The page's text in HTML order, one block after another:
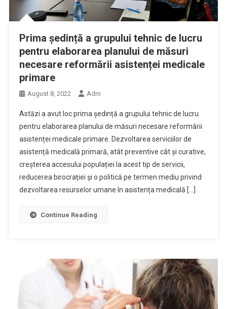
Prima ședință a grupului tehnic de lucru
pentru elaborarea planului de măsuri
necesare reformării asistenței medicale
primare
August 8, 2022 Adm
Astăzi a avut loc prima ședință a grupului tehnic de lucru
pentru elaborarea planului de măsuri necesare reformării
asistenței medicale primare. Dezvoltarea serviciilor de
asistență medicală primară, atât preventive cât și curative,
creșterea accesului populației la acest tip de servicii,
reducerea birocrației și o politică pe termen mediu privind
dezvoltarea resurselor umane în asistența medicală […]
Continue Reading